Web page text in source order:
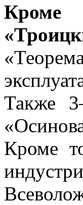
Кроме
Также
Кроме